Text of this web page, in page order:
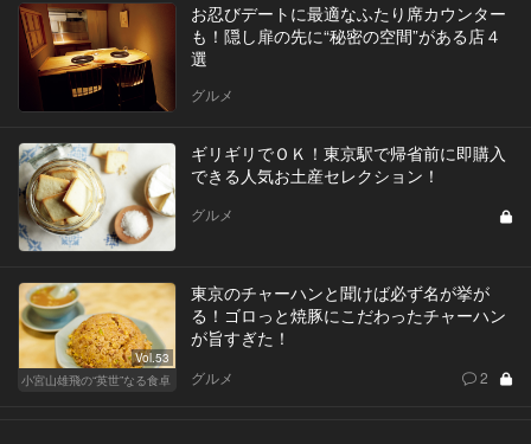
お忍びデートに最適なふたり席カウンター
も！隠し扉の先に“秘密の空間”がある店４
選
グルメ
ギリギリでＯＫ！東京駅で帰省前に即購入
できる人気お土産セレクション！
グルメ
Vol.53
小宮山雄飛の“英世”なる食卓
東京のチャーハンと聞けば必ず名が挙が
る！ゴロっと焼豚にこだわったチャーハン
が旨すぎた！
グルメ 2